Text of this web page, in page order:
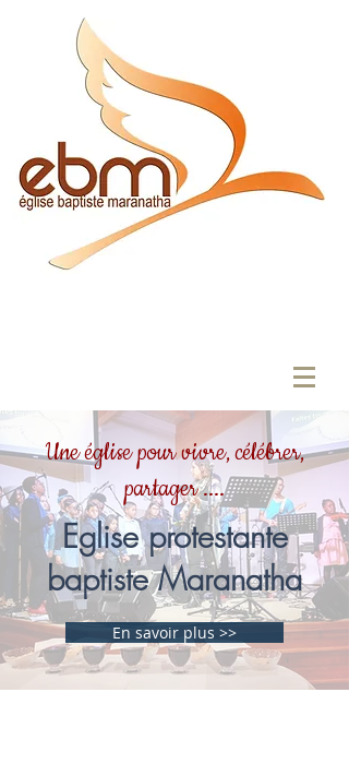
Une église pour vivre, célébrer,
partager ....
Eglise protestante
baptiste Maranatha
En savoir plus >>